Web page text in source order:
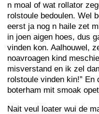
n moal of wat rollator
rolstoule bedoulen. Wel
eerst ja nog n haile zet
in joen aigen hoes, dus
vinden kon. Aalhouwel,
noavroagen kind
misverstand en ik zel
rolstoule vinden kin!”
boterham mit smoak
Nait veul loater wui de